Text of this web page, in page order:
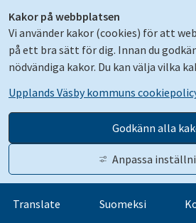
Kakor på webbplatsen
Vi använder kakor (cookies) för att
på ett bra sätt för dig. Innan du
nödvändiga kakor. Du kan välja vilka
Upplands Väsby kommuns
Godkänn alla
Anpassa
Gå till innehåll
Translate Suomeksi